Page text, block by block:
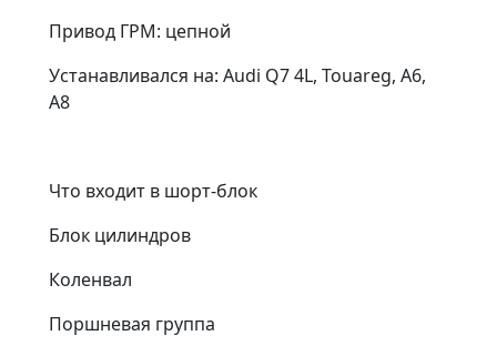
Привод ГРМ: цепной
Устанавливался на: Audi Q7 4L, Touareg, A6,
A8
Что входит в шорт-блок
Блок цилиндров
Коленвал
Поршневая группа